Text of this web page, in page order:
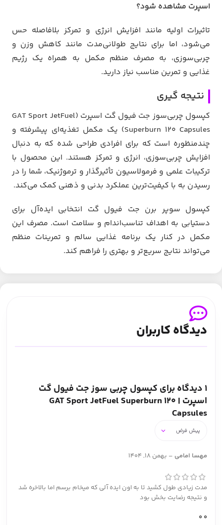
اسپرت مشاهده شود؟
تاثیرات اولیه مانند افزایش انرژی و تمرکز بلافاصله حس
می‌شود، اما برای نتایج طولانی‌مدت مانند کاهش وزن و
چربی‌سوزی، به مصرف منظم مکمل به همراه یک رژیم
غذایی و تمرین مناسب نیاز دارید.
نتیجه گیری
کپسول چربی‌سوز جت فیول گت اسپرت (GAT Sport JetFuel
Superburn 120 Capsules) یک مکمل تغذیه‌ای پیشرفته و
چندمنظوره است که برای افرادی طراحی شده که به دنبال
افزایش چربی‌سوزی، انرژی و تمرکز هستند. این محصول با
ترکیبات علمی و فرمولاسیون تأثیرگذار و ترموژنیک، شما را در
رسیدن به با کیفیت‌ترین عملکرد بدنی و ذهنی کمک می‌کند.
کپسول سوپر برن جت فیول گت انتخابی ایده‌آل برای
دستیابی به اهداف تناسب‌اندام و سلامت است. مصرف این
مکمل در کنار یک برنامه غذایی سالم و تمرینات منظم
می‌تواند نتایج سریع‌تر و بهتری را فراهم کند.
دیدگاه کاربران
1 دیدگاه برای
کپسول چربی‌ سوز جت فیول گت
اسپرت | GAT Sport JetFuel Superburn 120
Capsules
مهسا امامی – بهمن 18, 1404
مدت زیادی طول کشید تا به اون ایده آلی که میخام برسم اما بالاخره شد
و نتیجه رضایت بخش بود
0
0